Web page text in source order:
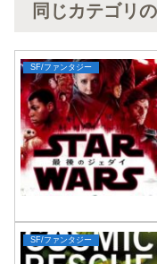
同じカテゴリ
SF/ファンタジー
SF/ファンタジー